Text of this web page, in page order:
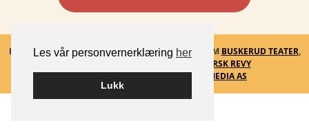
Les vår personvernerklæring her
Lukk
INSTRUKTØRKATALOGEN - ET SAMARBEID MELLOM BUSKERUD TEATER,
NORSK REVY
BYGGET PÅWORDPRESSAVSMART MEDIA AS